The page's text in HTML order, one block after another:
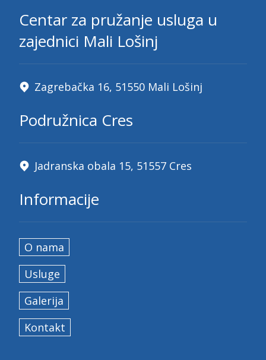
Centar za pružanje usluga u
zajednici Mali Lošinj
Zagrebačka 16, 51550 Mali Lošinj
Podružnica Cres
Jadranska obala 15, 51557 Cres
Informacije
O nama
Usluge
Galerija
Kontakt